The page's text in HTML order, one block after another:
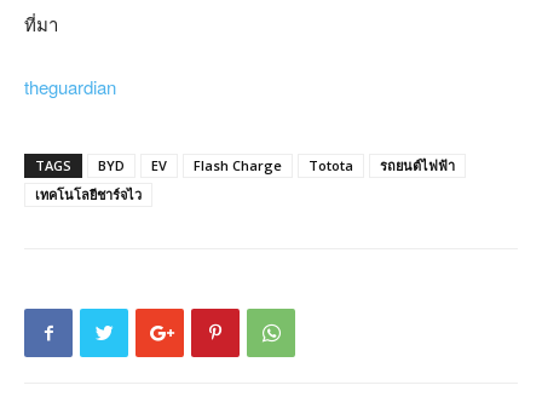
ที่มา
theguardian
TAGS BYD EV Flash Charge Totota
รถยนต์ไฟฟ้า
เทคโนโลยีชาร์จไว